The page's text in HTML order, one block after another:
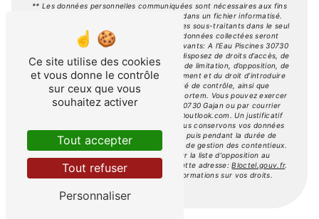
** Les données personnelles communiquées sont nécessaires aux fins
de vous contacter et sont enregistrées dans un fichier informatisé.
Elles sont destinées à A l'Eau Piscines et ses sous-traitants dans le seul
but de répondre à votre message. Les données collectées seront
communiquées aux seuls destinataires suivants: A l'Eau Piscines 30730
Gajan a.leau.piscines@outlook.com. Vous disposez de droits d’accès, de
rectification, d’effacement, de portabilité, de limitation, d’opposition, de
retrait de votre consentement à tout moment et du droit d’introduire
une réclamation auprès d’une autorité de contrôle, ainsi que
d’organiser le sort de vos données post-mortem. Vous pouvez exercer
ces droits par voie postale à l'adresse 30730 Gajan ou par courrier
électronique à l'adresse a.leau.piscines@outlook.com. Un justificatif
d'identité pourra vous être demandé. Nous conservons vos données
pendant la période de prise de contact puis pendant la durée de
prescription légale aux fins probatoires et de gestion des contentieux.
Vous avez le droit de vous inscrire sur la liste d'opposition au
démarchage téléphonique, disponible à cette adresse:Bloctel.gouv.fr.
Consultez le site cnil.fr pour plus d’informations sur vos droits.
Ce site utilise des cookies
et vous donne le contrôle
sur ceux que vous
souhaitez activer
Tout accepter
Tout refuser
Personnaliser